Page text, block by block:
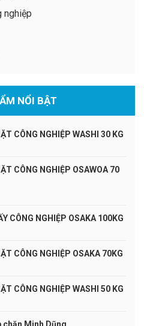
nghiệp
NỔI BẬT
CÔNG NGHIỆP WASHI 30 KG
CÔNG NGHIỆP OSAWOA 70
CÔNG NGHIỆP OSAKA 100KG
CÔNG NGHIỆP OSAKA 70KG
CÔNG NGHIỆP WASHI 50 KG